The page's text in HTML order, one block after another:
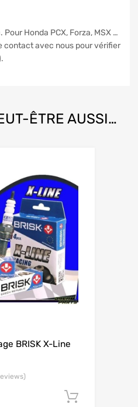
Honda PCX, Forza, MSX …
contact avec nous pour vérifier
ÊTRE AUSSI…
BRISK X-Line